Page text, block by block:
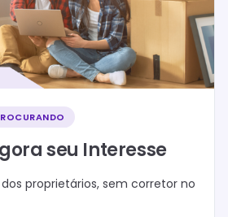
seu Interesse
proprietários, sem corretor no